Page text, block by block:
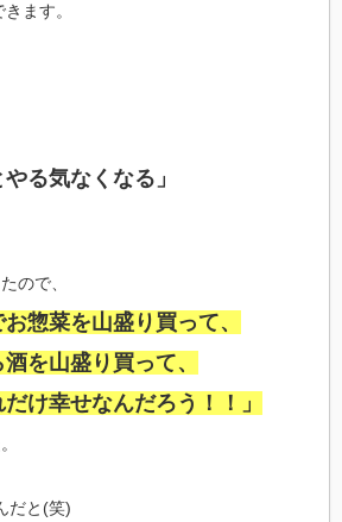
ます。
る気なくなる」
ので、
お惣菜を山盛り買って、
を山盛り買って、
け幸せなんだろう！！」
だと(笑)